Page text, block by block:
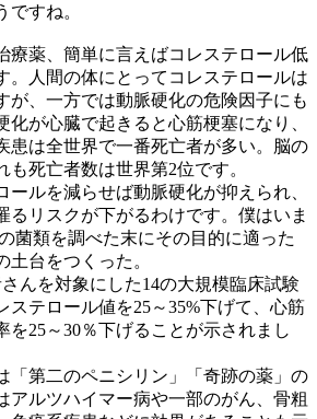
すね。
療薬、簡単に言えばコレステロール低
。人間の体にとってコレステロールは
が、一方では動脈硬化の危険因子にも
化が心臓で起きると心筋梗塞になり、
患は全世界で一番死亡者が多い。脳の
死亡者数は世界第2位です。
ールを減らせば動脈硬化が抑えられ、
るリスクが下がるわけです。僕はいま
菌類を調べた末にその目的に適った
台をつくった。
んを対象にした14の大規模臨床試験
ステロール値を25～35%下げて、心筋
を25～30％下げることが示されまし
「第二のペニシリン」「奇跡の薬」の
アルツハイマー病や一部のがん、骨粗